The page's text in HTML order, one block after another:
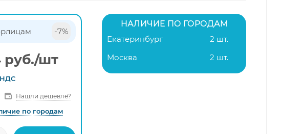
-7%
руб./шт
НДС
Нашли дешевле?
по городам
НАЛИЧИЕ ПО ГОРОДАМ
Екатеринбург
2 шт.
Москва
2 шт.